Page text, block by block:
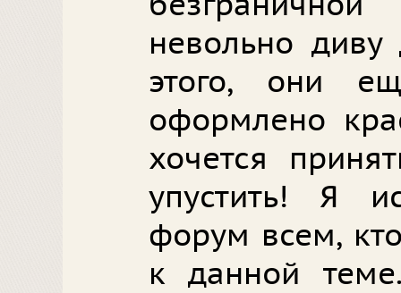
невольно
этого, они
оформлено
хочется
упустить! Я
форум всем,
к данной